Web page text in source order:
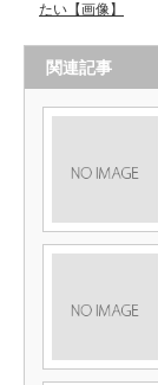
たい【画像】
関連記事